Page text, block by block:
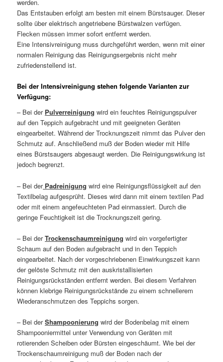
werden.
Das Entstauben erfolgt am besten mit einem Bürstsauger. Dieser
sollte über elektrisch angetriebene Bürstwalzen verfügen.
Flecken müssen immer sofort entfernt werden.
Eine Intensivreinigung muss durchgeführt werden, wenn mit einer
normalen Reinigung das Reinigungsergebnis nicht mehr
zufriedenstellend ist.
Bei der Intensivreinigung stehen folgende Varianten zur
Verfügung:
– Bei der Pulverreinigung wird ein feuchtes Reinigungspulver
auf den Teppich aufgebracht und mit geeigneten Geräten
eingearbeitet. Während der Trocknungszeit nimmt das Pulver den
Schmutz auf. Anschließend muß der Boden wieder mit Hilfe
eines Bürstsaugers abgesaugt werden. Die Reinigungswirkung ist
jedoch begrenzt.
– Bei derPadreinigung wird eine Reinigungsflüssigkeit auf den
Textilbelag aufgesprüht. Dieses wird dann mit einem textilen Pad
oder mit einem angefeuchteten Pad einmassiert. Durch die
geringe Feuchtigkeit ist die Trocknungszeit gering.
– Bei derTrockenschaumreinigung wird ein vorgefertigter
Schaum auf den Boden aufgebracht und in den Teppich
eingearbeitet. Nach der vorgeschriebenen Einwirkungszeit kann
der gelöste Schmutz mit den auskristallisierten
Reinigungsrückständen entfernt werden. Bei diesem Verfahren
können klebrige Reinigungsrückstände zu einem schnellerem
Wiederanschmutzen des Teppichs sorgen.
– Bei derShampoonierung wird der Bodenbelag mit einem
Shampooniermittel unter Verwendung von Geräten mit
rotierenden Scheiben oder Bürsten eingeschäumt. Wie bei der
Trockenschaumreinigung muß der Boden nach der